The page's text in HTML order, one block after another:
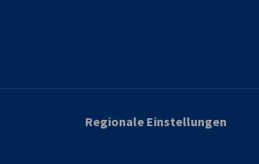
Regionale Einstellungen